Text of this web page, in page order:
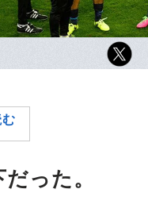
W杯出場を決めたオーストラ
った。